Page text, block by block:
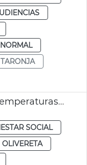
NORMAL
Apertura CAES por altas temperaturas agosto
SOCIAL
OLIVERETA